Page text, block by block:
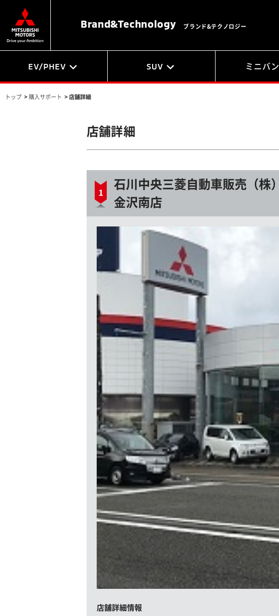
Brand&Technology ブランド&テクノロジー
EV/PHEV SUV ミニバン
トップ > 購入サポート > 店舗詳細
店舗詳細
石川中央三菱自動車販売（株）
金沢南店
店舗詳細情報